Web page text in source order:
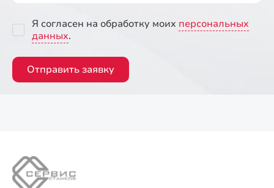
Я согласен на обработку моих персональных
данных.
Отправить заявку